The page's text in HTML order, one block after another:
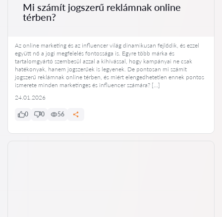
Mi számít jogszerű reklámnak online
térben?
Az online marketing és az influencer világ dinamikusan fejlődik, és ezzel
együtt nő a jogi megfelelés fontossága is. Egyre több márka és
tartalomgyártó szembesül azzal a kihívással, hogy kampányai ne csak
hatékonyak, hanem jogszerűek is legyenek. De pontosan mi számít
jogszerű reklámnak online térben, és miért elengedhetetlen ennek pontos
ismerete minden marketinges és influencer számára? […]
24.01.2026
0 0 56